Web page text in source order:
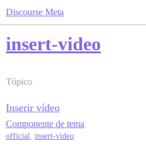
Discourse Meta
insert-video
Tópico
Inserir vídeo
Componente de tema
official, insert-video